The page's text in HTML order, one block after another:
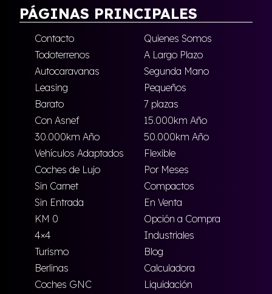
PÁGINAS PRINCIPALES
Contacto
Quienes Somos
Todoterrenos
A Largo Plazo
Autocaravanas
Segunda Mano
Leasing
Pequeños
Barato
7 plazas
Con Asnef
15.000km Año
30.000km Año
50.000km Año
Vehículos Adaptados
Flexible
Coches de Lujo
Por Meses
Sin Carnet
Compactos
Sin Entrada
En Venta
KM 0
Opción a Compra
4×4
Industriales
Turismo
Blog
Berlinas
Calculadora
Coches GNC
Liquidación